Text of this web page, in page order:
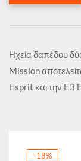
Ηχεία δαπέδου
Mission
Εsprit και την Ε3
-18%